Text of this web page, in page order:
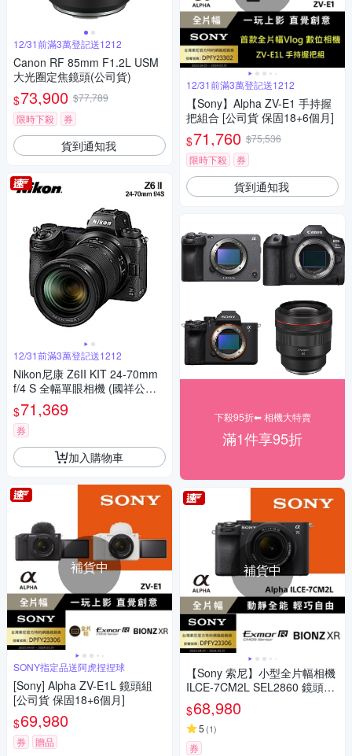
12/31前滿3萬登記送1212
Canon RF 85mm F1.2L USM
大光圈定焦鏡頭(公司貨)
$73,900 $77,789
限時下殺
券
貨到通知我
12/31前滿3萬登記送1212
Nikon尼康 Z6II KIT 24-70mm
f/4 S 全幅單眼相機 (國祥公司
貨)
$71,369
券
加入購物車
補貨中
SONY指定品送阿虎捏捏球
[Sony] Alpha ZV-E1L 鏡頭組
[公司貨 保固18+6個月]
$69,980
券 贈品
12/31前滿3萬登記送1212
【Sony】Alpha ZV-E1 手持握
把組合 [公司貨 保固18+6個月]
$71,760 $75,536
限時下殺
券
貨到通知我
下殺95折⬅︎ 相機大特賣
滿1件享95折
補貨中
【Sony 索尼】小型全片幅相機
ILCE-7CM2L SEL2860 鏡頭組
(公司貨 保固18+6個月)
$68,980
5 (1)
券